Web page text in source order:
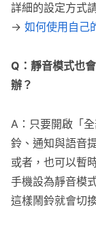
詳細的設定方式
→ 如何使用自己
Q：靜音模式也
辦？
A：只要開啟「
鈴、通知與語音
或者，也可以暫
手機設為靜音模
這樣鬧鈴就會切